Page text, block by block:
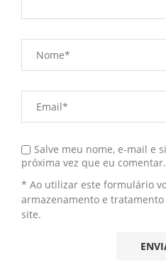
Salve meu nome, e-mail e
próxima vez que eu comentar.
* Ao utilizar este formulário
armazenamento e
site.